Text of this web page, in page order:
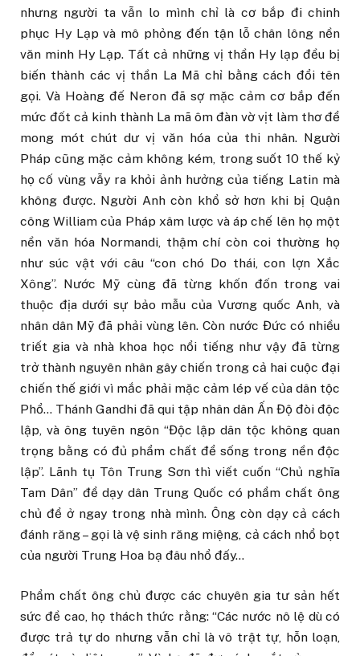
nhưng người ta vẫn lo mình chỉ là cơ bắp đi chinh
phục Hy Lạp và mô phỏng đến tận lỗ chân lông nền
văn minh Hy Lạp. Tất cả những vị thần Hy lạp đều bị
biến thành các vị thần La Mã chỉ bằng cách đổi tên
gọi. Và Hoàng đế Neron đã sợ mặc cảm cơ bắp đến
mức đốt cả kinh thành La mã ôm đàn vờ vịt làm thơ để
mong mót chút dư vị văn hóa của thi nhân. Người
Pháp cũng mặc cảm không kém, trong suốt 10 thế kỷ
họ cố vùng vẫy ra khỏi ảnh hưởng của tiếng Latin mà
không được. Người Anh còn khổ sở hơn khi bị Quận
công William của Pháp xâm lược và áp chế lên họ một
nền văn hóa Normandi, thậm chí còn coi thường họ
như súc vật với câu “con chó Do thái, con lợn Xắc
Xông”. Nước Mỹ cùng đã từng khốn đốn trong vai
thuộc địa dưới sự bảo mẫu của Vương quốc Anh, và
nhân dân Mỹ đã phải vùng lên. Còn nước Đức có nhiều
triết gia và nhà khoa học nổi tiếng như vậy đã từng
trở thành nguyên nhân gây chiến trong cả hai cuộc đại
chiến thế giới vì mắc phải mặc cảm lép vế của dân tộc
Phổ… Thánh Gandhi đã qui tập nhân dân Ấn Độ đòi độc
lập, và ông tuyên ngôn “Độc lập dân tộc không quan
trọng bằng có đủ phẩm chất để sống trong nền độc
lập”. Lãnh tụ Tôn Trung Sơn thì viết cuốn “Chủ nghĩa
Tam Dân” để dạy dân Trung Quốc có phẩm chất ông
chủ để ở ngay trong nhà mình. Ông còn dạy cả cách
đánh răng – gọi là vệ sinh răng miệng, cả cách nhổ bọt
của người Trung Hoa bạ đâu nhổ đấy…
Phẩm chất ông chủ được các chuyên gia tư sản hết
sức đề cao, họ thách thức rằng: “Các nước nô lệ dù có
được trả tự do nhưng vẫn chỉ là vô trật tự, hỗn loạn,